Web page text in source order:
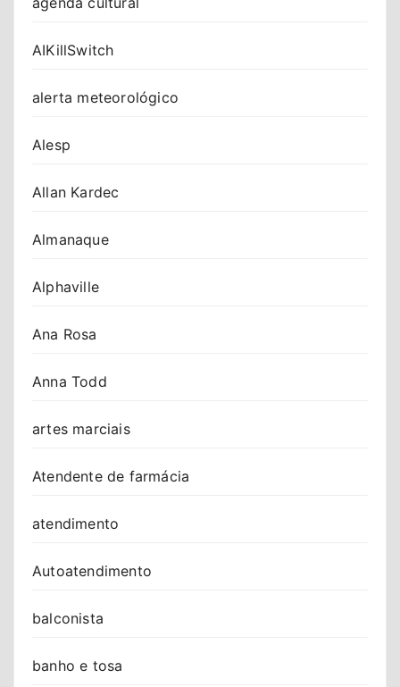
AIKillSwitch
alerta meteorológico
Alesp
Allan Kardec
Almanaque
Alphaville
Ana Rosa
Anna Todd
artes marciais
Atendente de farmácia
atendimento
Autoatendimento
balconista
banho e tosa